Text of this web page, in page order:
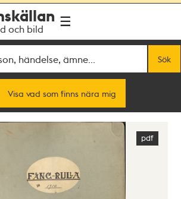
och bild
Sök
Visa vad som finns nära mig